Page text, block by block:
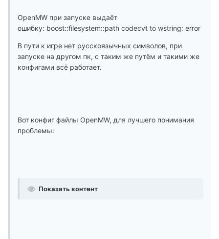
OpenMW при запуске выдаёт
ошибку: boost::filesystem::path codecvt to wstring: error
В пути к игре нет русскоязычных символов, при
запуске на другом пк, с таким же путём и такими же
конфигами всё работает.
Вот конфиг файлы OpenMW, для лучшего понимания
проблемы:
Показать контент